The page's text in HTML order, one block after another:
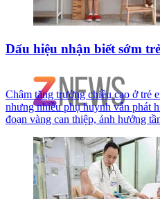
Dấu hiệu nhận biết sớm
Chậm tăng trưởng chiều cao ở trẻ
nhưng nhiều phụ huynh vẫn phát
đoạn vàng can thiệp, ảnh hưởng